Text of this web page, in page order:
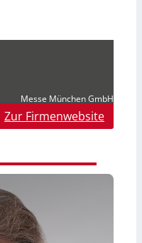
Messe München GmbH
Zur Firmenwebsite